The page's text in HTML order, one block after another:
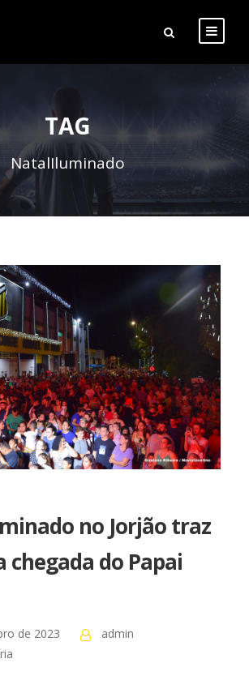
TAG
NatalIluminado
no Jorjão traz
chegada do Papai
de 2023
admin